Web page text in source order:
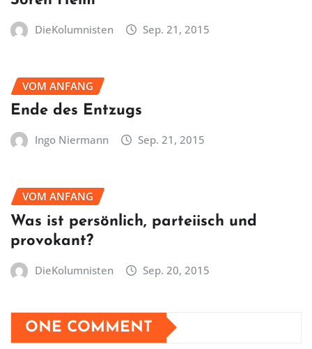
DieKolumnisten Sep. 21, 2015
VOM ANFANG
Ende des Entzugs
Ingo Niermann Sep. 21, 2015
VOM ANFANG
Was ist persönlich, parteiisch und
provokant?
DieKolumnisten Sep. 20, 2015
ONE COMMENT